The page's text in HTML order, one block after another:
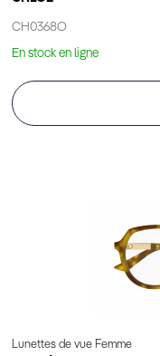
CH0368O
En stock en ligne
Lunettes de vue Femme